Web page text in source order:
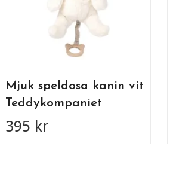
Mjuk speldosa kanin vit
Teddykompaniet
395 kr